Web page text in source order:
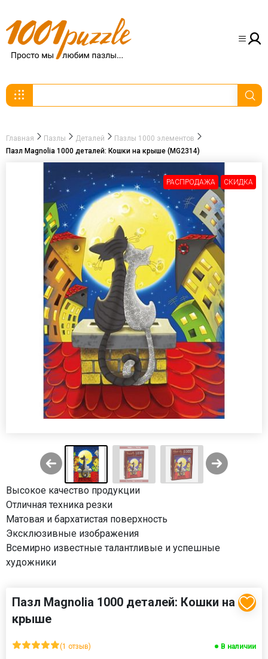
Главная Пазлы Деталей
Пазлы 1000 элементов
Пазл Magnolia 1000 деталей: Кошки на крыше (MG2314)
РАСПРОДАЖА СКИДКА
Высокое качество продукции
Отличная техника резки
Матовая и бархатистая поверхность
Эксклюзивные изображения
Всемирно известные талантливые и успешные
художники
Пазл Magnolia 1000 деталей: Кошки на
крыше
(1 отзыв) В наличии